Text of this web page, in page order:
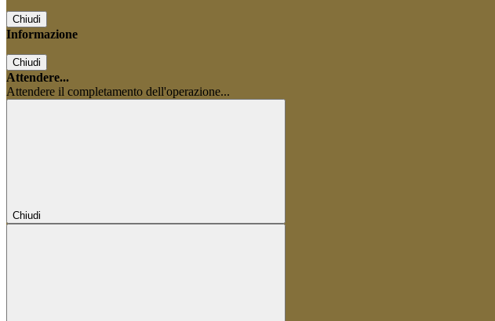
Chiudi
Informazione
Chiudi
Attendere...
Attendere il completamento dell'operazione...
Chiudi